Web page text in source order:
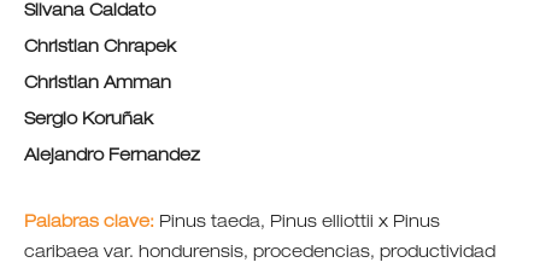
Silvana Caldato
Christian Chrapek
Christian Amman
Sergio Koruñak
Alejandro Fernandez
Palabras clave: Pinus taeda, Pinus elliottii x Pinus
caribaea var. hondurensis, procedencias, productividad